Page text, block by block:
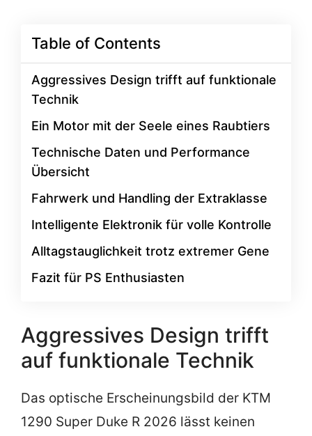
Table of Contents
Aggressives Design trifft auf funktionale
Technik
Ein Motor mit der Seele eines Raubtiers
Technische Daten und Performance
Übersicht
Fahrwerk und Handling der Extraklasse
Intelligente Elektronik für volle Kontrolle
Alltagstauglichkeit trotz extremer Gene
Fazit für PS Enthusiasten
Aggressives Design trifft
auf funktionale Technik
Das optische Erscheinungsbild der KTM
1290 Super Duke R 2026 lässt keinen